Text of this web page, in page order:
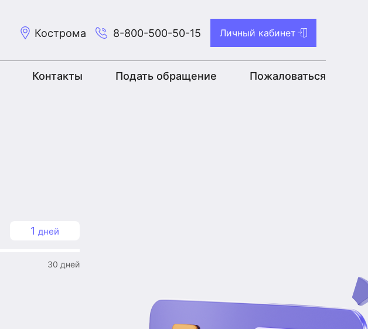
Кострома 8-800-500-50-15 Личный кабинет
Контакты Подать обращение Пожаловаться
1 дней
30 дней